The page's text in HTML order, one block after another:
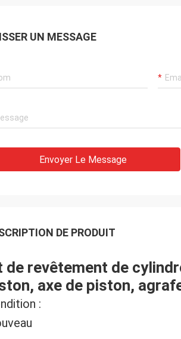
UN MESSAGE
Envoyer Le Message
DE PRODUIT
de revêtement de
axe de piston,
: